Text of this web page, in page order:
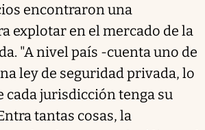
encontraron una
explotar en el mercado de la
"A nivel país -cuenta uno de
ley de seguridad privada, lo
cada jurisdicción tenga su
tantas cosas, la